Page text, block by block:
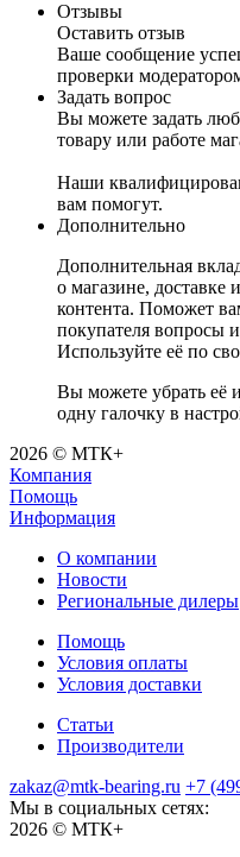
Отзывы
Оставить отзыв
Ваше сообщение
проверки
Задать вопрос
Вы можете задать
товару или работе
Наши
вам помогут.
Дополнительно
Дополнительная
о магазине, доставке
контента. Поможет
покупателя вопросы
Используйте её по
Вы можете убрать её
одну галочку в
2026 © МТК+
Компания
Помощь
Информация
О компании
Новости
Региональные дилеры
Помощь
Условия оплаты
Условия доставки
Статьи
Производители
zakaz@mtk-bearing.ru +7
Мы в социальных сетях:
2026 © МТК+